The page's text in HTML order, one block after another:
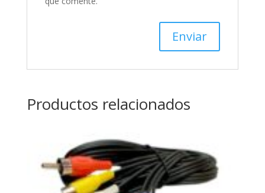
Productos relacionados